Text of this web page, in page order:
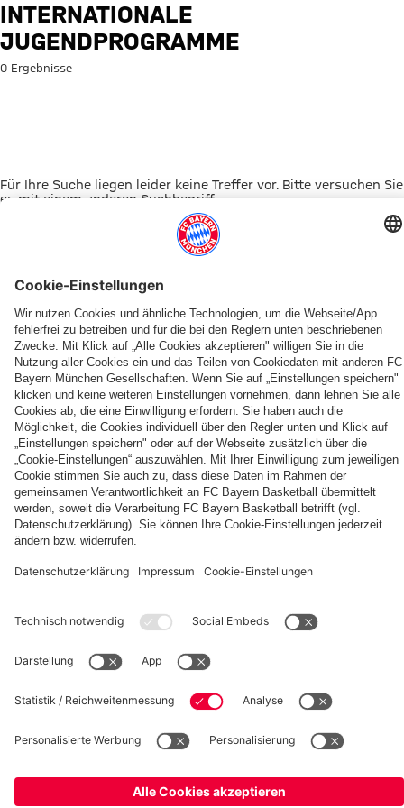
Suche: Internationale
INTERNATIONALE
JUGENDPROGRAMME
0 Ergebnisse
Für Ihre Suche liegen leider keine Treffer vor. Bitte versuchen Sie
es mit einem anderen Suchbegriff.
Zur Startseite
DAS KÖNNTE DICH INTERESSIEREN
UNSERE MASKOTTCHEN
Berni,
Mia
und
Ben
ALLIANZ ARENA
FC
Bayern
KIDS
CLUB-
Zone
EVENTANMELDUNG
KIDS
CLUB-
Fußballcamps
MYFCBAYERN
Entdecke
deinen
persönlichen
Fanbereich
fcbayern.com FC Bayern Museum Allianz Arena Basketball
FC Bayern München AG
Verträge hier kündigen Cookie Einstellungen